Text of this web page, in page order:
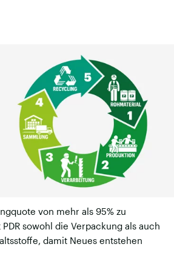
von mehr als 95% zu
sowohl die Verpackung als auch
damit Neues entstehen